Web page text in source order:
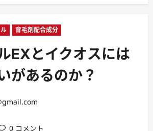
育毛剤配合成分
EXとイクオスには
があるのか？
0 コメント